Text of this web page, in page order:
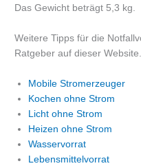
Das Gewicht beträgt 5,3 kg.
Weitere Tipps für die
Ratgeber auf dieser Website.
Mobile Stromerzeuger
Kochen ohne Strom
Licht ohne Strom
Heizen ohne Strom
Wasservorrat
Lebensmittelvorrat